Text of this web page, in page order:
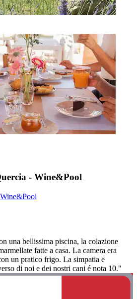
- Wine&Pool
una bellissima piscina, la colazione
fatte a casa. La camera era
un pratico frigo. La simpatia e
di noi e dei nostri cani é nota 10."